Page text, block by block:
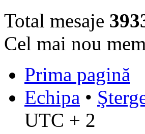
Total mesaje
Cel mai nou
Prima pagină
Echipa •
UTC + 2